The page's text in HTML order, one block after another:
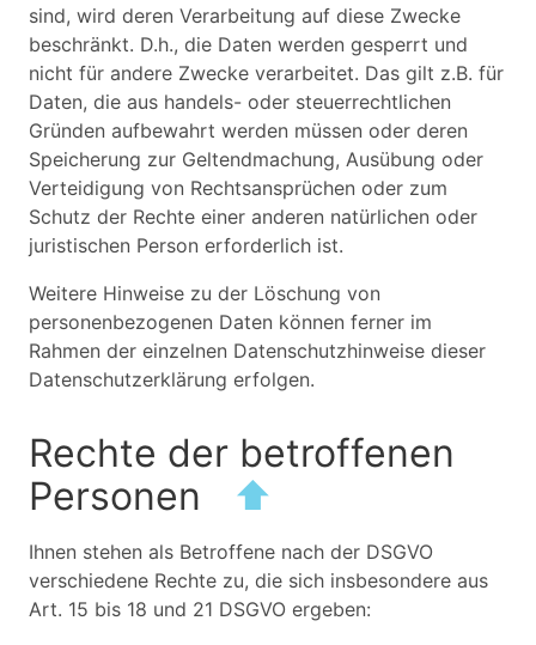
sind, wird deren Verarbeitung auf diese Zwecke
beschränkt. D.h., die Daten werden gesperrt und
nicht für andere Zwecke verarbeitet. Das gilt z.B. für
Daten, die aus handels- oder steuerrechtlichen
Gründen aufbewahrt werden müssen oder deren
Speicherung zur Geltendmachung, Ausübung oder
Verteidigung von Rechtsansprüchen oder zum
Schutz der Rechte einer anderen natürlichen oder
juristischen Person erforderlich ist.
Weitere Hinweise zu der Löschung von
personenbezogenen Daten können ferner im
Rahmen der einzelnen Datenschutzhinweise dieser
Datenschutzerklärung erfolgen.
Rechte der betroffenen
Personen
⬆
Ihnen stehen als Betroffene nach der DSGVO
verschiedene Rechte zu, die sich insbesondere aus
Art. 15 bis 18 und 21 DSGVO ergeben: